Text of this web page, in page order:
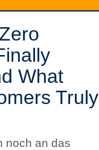
What
Truly
noch an das